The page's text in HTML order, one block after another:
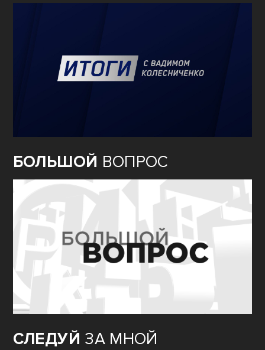
БОЛЬШОЙ ВОПРОС
СЛЕДУЙ ЗА МНОЙ